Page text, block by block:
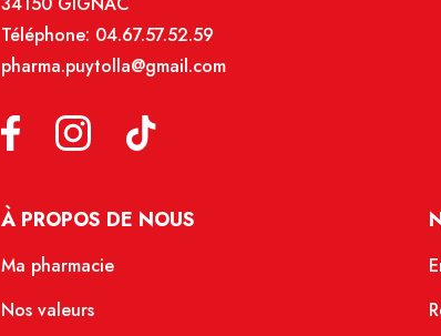
Téléphone: 04.67.57.52.59
pharma.puytolla@gmail.com
À PROPOS DE NOUS
Ma pharmacie
Nos valeurs